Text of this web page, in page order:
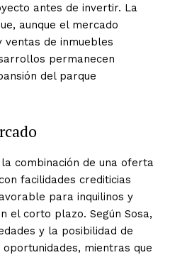
antes de invertir. La
aunque el mercado
de inmuebles
permanecen
del parque
combinación de una oferta
facilidades crediticias
para inquilinos y
el corto plazo. Según Sosa,
y la posibilidad de
mientras que